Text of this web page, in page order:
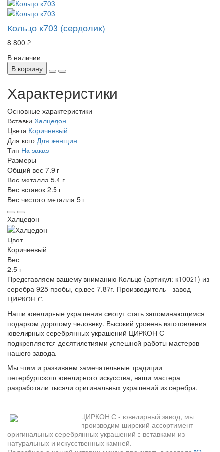
Кольцо к703 (сердолик)
8 800 ₽
В наличии
В корзину
Характеристики
Основные характеристики
Вставки Халцедон
Цвета Коричневый
Для кого Для женщин
Тип На заказ
Размеры
Общий вес 7.9 г
Вес металла 5.4 г
Вес вставок 2.5 г
Вес чистого металла 5 г
Халцедон
Цвет
Коричневый
Вес
2.5 г
Представляем вашему вниманию Кольцо (артикул: к10021) из
серебра 925 пробы, ср.вес 7.87г. Производитель - завод
ЦИРКОН С.
Наши ювелирные украшения смогут стать запоминающимся
подарком дорогому человеку. Высокий уровень изготовления
ювелирных серебрянных украшений ЦИРКОН С
подкрепляется десятилетиями успешной работы мастеров
нашего завода.
Мы чтим и развиваем замечательные традиции
петербургского ювелирного искусства, наши мастера
разработали тысячи оригинальных украшений из серебра.
ЦИРКОН С - ювелирный завод, мы
производим широкий ассортимент
оригинальных серебрянных украшений с вставками из
натуральных и искусственных камней.